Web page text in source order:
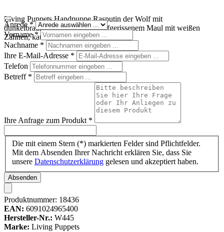
Living Puppets Handpuppe Rasputin der Wolf mit
dunkelbraunem Zottelfell und aufgerissenem Maul mit weißen
Zähnen, kauernd in Seitenansicht
Anrede*
Vorname*
Nachname *
Ihre E-Mail-Adresse *
Telefon
Betreff *
Ihre Anfrage zum Produkt *
Die mit einem Stern (*) markierten Felder sind Pflichtfelder.
Mit dem Absenden Ihrer Nachricht erklären Sie, dass Sie
unsere Datenschutzerklärung gelesen und akzeptiert haben.
Absenden
Produktnummer: 18436
EAN: 6091024965400
Hersteller-Nr.: W445
Marke: Living Puppets